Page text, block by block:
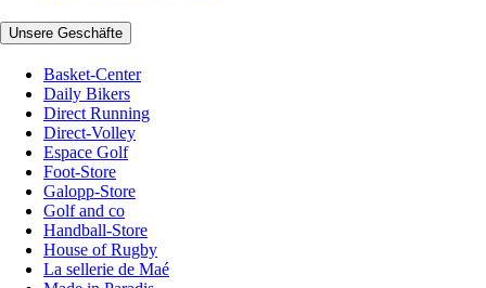
Unsere Geschäfte
Basket-Center
Daily Bikers
Direct Running
Direct-Volley
Espace Golf
Foot-Store
Galopp-Store
Golf and co
Handball-Store
House of Rugby
La sellerie de Maé